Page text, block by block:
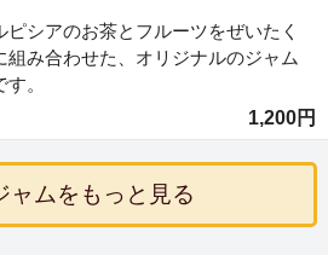
ピシアのお茶とフルーツをぜいたく
組み合わせた、オリジナルのジャム
す。
1,200円
ャムをもっと見る